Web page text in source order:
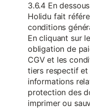
3.6.4 En
Holidu fait
conditions
En cliquant sur
obligation de
CGV et les
tiers respectif
informations
protection des
imprimer ou